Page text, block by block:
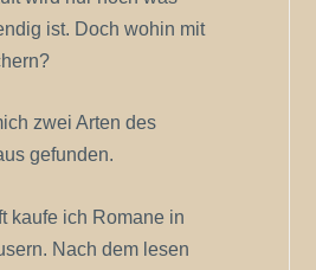
ist. Doch wohin mit
zwei Arten des
gefunden.
kaufe ich Romane in
Nach dem lesen